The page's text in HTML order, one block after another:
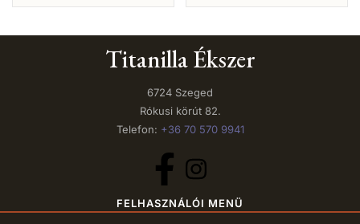
Titanilla Ékszer
6724 Szeged
Rókusi körút 82.
Telefon: +36 70 570 9941
FELHASZNÁLÓI MENÜ